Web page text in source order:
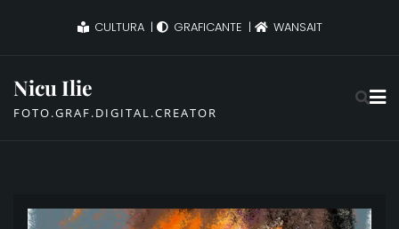
CULTURA GRAFICANTE WANSAIT
Nicu Ilie
FOTO.GRAF.DIGITAL.CREATOR